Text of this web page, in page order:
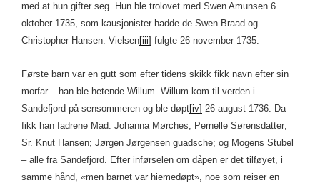
med at hun gifter seg. Hun ble trolovet med Swen Amunsen 6
oktober 1735, som kausjonister hadde de Swen Braad og
Christopher Hansen. Vielsen[iii] fulgte 26 november 1735.
Første barn var en gutt som efter tidens skikk fikk navn efter sin
morfar – han ble hetende Willum. Willum kom til verden i
Sandefjord på sensommeren og ble døpt[iv] 26 august 1736. Da
fikk han fadrene Mad: Johanna Mørches; Pernelle Sørensdatter;
Sr. Knut Hansen; Jørgen Jørgensen guadsche; og Mogens Stubel
– alle fra Sandefjord. Efter inførselen om dåpen er det tilføyet, i
samme hånd, «men barnet var hiemedøpt», noe som reiser en